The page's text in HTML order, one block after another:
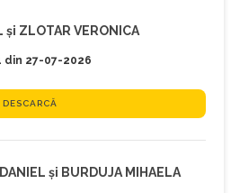
și ZLOTAR VERONICA
din 27-07-2026
DESCARCĂ
și BURDUJA MIHAELA